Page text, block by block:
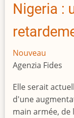
Nigeria :
Nouveau
Agenzia Fides
Elle serait
d'une
main armée,